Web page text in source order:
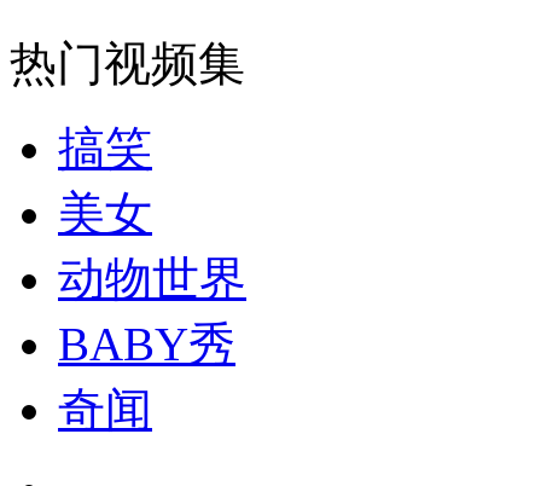
纽约上演“枕头大战”
司机酒驾遇交警 急速倒车逃窜
热门视频集
搞笑
美女
动物世界
BABY秀
奇闻